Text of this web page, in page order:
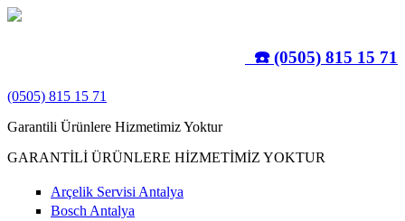
Ana içeriğe atla
☎️ (0505) 815 15 71
(0505) 815 15 71
Garantili Ürünlere Hizmetimiz Yoktur
GARANTİLİ ÜRÜNLERE HİZMETİMİZ YOKTUR
Arçelik Servisi Antalya
Bosch Antalya